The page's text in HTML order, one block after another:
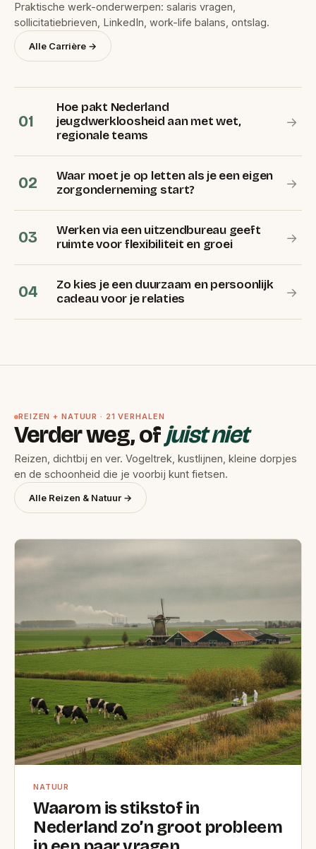
Praktische werk-onderwerpen: salaris vragen,
sollicitatiebrieven, LinkedIn, work-life balans, ontslag.
Alle Carrière →
01
Hoe pakt Nederland
jeugdwerkloosheid aan met wet,
regionale teams
→
02
Waar moet je op letten als je een eigen
zorgonderneming start?
→
03
Werken via een uitzendbureau geeft
ruimte voor flexibiliteit en groei
→
04
Zo kies je een duurzaam en persoonlijk
cadeau voor je relaties
→
REIZEN + NATUUR · 21 VERHALEN
Verder weg, ofjuist niet
Reizen, dichtbij en ver. Vogeltrek, kustlijnen, kleine dorpjes
en de schoonheid die je voorbij kunt fietsen.
Alle Reizen & Natuur →
NATUUR
Waarom is stikstof in
Nederland zo’n groot probleem